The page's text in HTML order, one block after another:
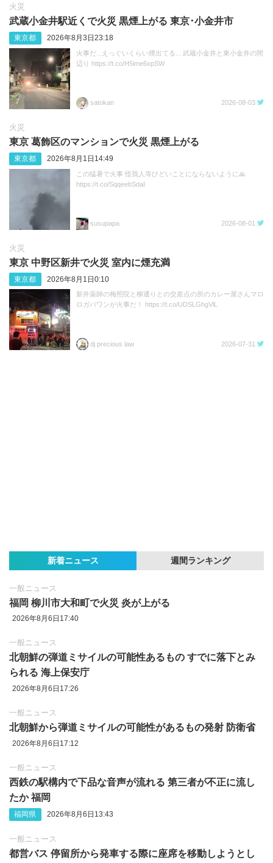
火災
武蔵小金井駅近くで火災 黒煙上がる 東京･小金井市
東京都 2026年8月3日23:18
火事だ...えっぐいくらい煙出てる... 武蔵小金井と東小金井の間
辺り https://t.co/H5ime6xpSW
satokan 2026-08-03
火災
東京 葛飾区のマンションで火災 黒煙上がる
東京都 2026年8月1日14:49
この猛暑で火事 怪我人等ひどいことにならないように🙏
https://t.co/SqqeebSdaI
susupapa 2026-08-01
火災
東京 中野区新井で火災 室内に煙充満
東京都 2026年8月1日0:10
新井薬師の梅照院と柳通りとの交差点の所のカレー屋さんマロ
ロガバワンが火事だ！ https://t.co/UDSLGhgVlL
dj precious law 2026-07-31
新着ニュース 週間ランキング
一般ニュース
福岡 柳川市大和町で火災 炎が上がる
2026年8月6日17:40
一般ニュース
北朝鮮の弾道ミサイルの可能性あるもの すでに落下とみ
られる 海上保安庁
2026年8月6日17:26
一般ニュース
北朝鮮から弾道ミサイルの可能性があるもの発射 防衛省
2026年8月6日17:12
一般ニュース
西鉄の駅構内で下品な音声が流れる 第三者が不正に流し
たか 福岡
福岡県 2026年8月6日13:43
一般ニュース
都営バス 停留所から発車する際に座席を移動しようとし